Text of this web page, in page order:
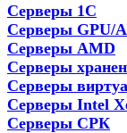
Серверы 1С
Серверы GPU/
Серверы AMD
Серверы
Серверы
Серверы Intel
Серверы СРК